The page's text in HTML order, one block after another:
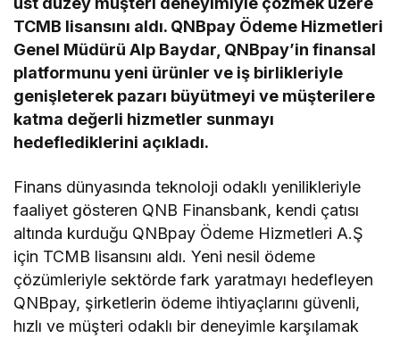
TCMB lisansını aldı. QNBpay Ödeme Hizmetleri
Genel Müdürü Alp Baydar, QNBpay’in finansal
platformunu yeni ürünler ve iş birlikleriyle
genişleterek pazarı büyütmeyi ve müşterilere
katma değerli hizmetler sunmayı
hedeflediklerini açıkladı.
Finans dünyasında teknoloji odaklı yenilikleriyle
faaliyet gösteren QNB Finansbank, kendi çatısı
altında kurduğu QNBpay Ödeme Hizmetleri A.Ş
için TCMB lisansını aldı. Yeni nesil ödeme
çözümleriyle sektörde fark yaratmayı hedefleyen
QNBpay, şirketlerin ödeme ihtiyaçlarını güvenli,
hızlı ve müşteri odaklı bir deneyimle karşılamak